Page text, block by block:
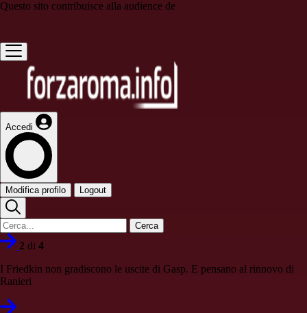
Questo sito contribuisce alla audience de
Accedi
Modifica profilo Logout
Cerca
2 di 4
I Friedkin non gradiscono le uscite di Gasp. E pensano al rinnovo di
Ranieri